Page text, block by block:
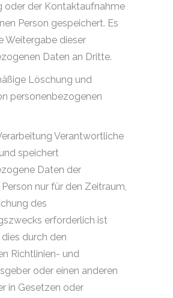
oder der Kontaktaufnahme
Person gespeichert. Es
Weitergabe dieser
Daten an Dritte.
Löschung und
personenbezogenen
Verantwortliche
speichert
Daten der
nur für den Zeitraum,
des
erforderlich ist
durch den
Richtlinien- und
oder einen anderen
in Gesetzen oder